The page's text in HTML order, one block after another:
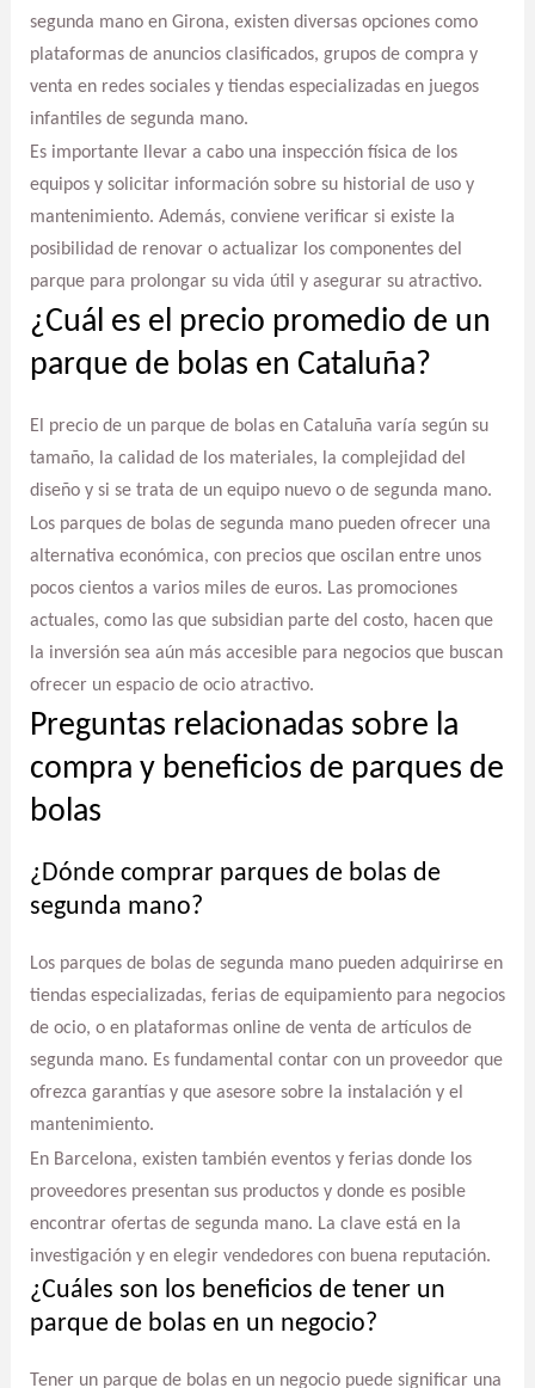
segunda mano en Girona, existen diversas opciones como
plataformas de anuncios clasificados, grupos de compra y
venta en redes sociales y tiendas especializadas en juegos
infantiles de segunda mano.
Es importante llevar a cabo una inspección física de los
equipos y solicitar información sobre su historial de uso y
mantenimiento. Además, conviene verificar si existe la
posibilidad de renovar o actualizar los componentes del
parque para prolongar su vida útil y asegurar su atractivo.
¿Cuál es el precio promedio de un
parque de bolas en Cataluña?
El precio de un parque de bolas en Cataluña varía según su
tamaño, la calidad de los materiales, la complejidad del
diseño y si se trata de un equipo nuevo o de segunda mano.
Los parques de bolas de segunda mano pueden ofrecer una
alternativa económica, con precios que oscilan entre unos
pocos cientos a varios miles de euros. Las promociones
actuales, como las que subsidian parte del costo, hacen que
la inversión sea aún más accesible para negocios que buscan
ofrecer un espacio de ocio atractivo.
Preguntas relacionadas sobre la
compra y beneficios de parques de
bolas
¿Dónde comprar parques de bolas de
segunda mano?
Los parques de bolas de segunda mano pueden adquirirse en
tiendas especializadas, ferias de equipamiento para negocios
de ocio, o en plataformas online de venta de artículos de
segunda mano. Es fundamental contar con un proveedor que
ofrezca garantías y que asesore sobre la instalación y el
mantenimiento.
En Barcelona, existen también eventos y ferias donde los
proveedores presentan sus productos y donde es posible
encontrar ofertas de segunda mano. La clave está en la
investigación y en elegir vendedores con buena reputación.
¿Cuáles son los beneficios de tener un
parque de bolas en un negocio?
Tener un parque de bolas en un negocio puede significar una